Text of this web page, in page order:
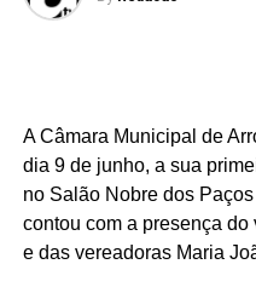
A Câmara Municipal de
dia 9 de junho, a sua
no Salão Nobre dos
contou com a presença
e das vereadoras Maria